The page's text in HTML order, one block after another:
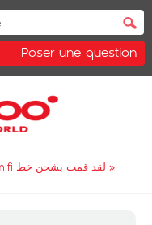
Poser une question
لقد قمت بشحن خط mifi عن طريق تطبيقتكم لكن الرصيد صفر »